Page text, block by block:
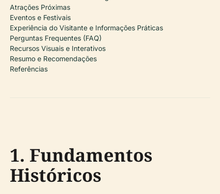
Atrações Próximas
Eventos e Festivais
Experiência do Visitante e Informações Práticas
Perguntas Frequentes (FAQ)
Recursos Visuais e Interativos
Resumo e Recomendações
Referências
1. Fundamentos
Históricos